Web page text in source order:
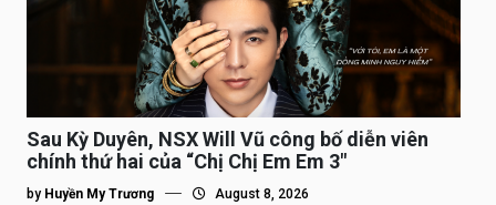
Sau Kỳ Duyên, NSX Will Vũ công bố diễn viên
chính thứ hai của “Chị Chị Em Em 3″
by Huyền My Trương August 8, 2026